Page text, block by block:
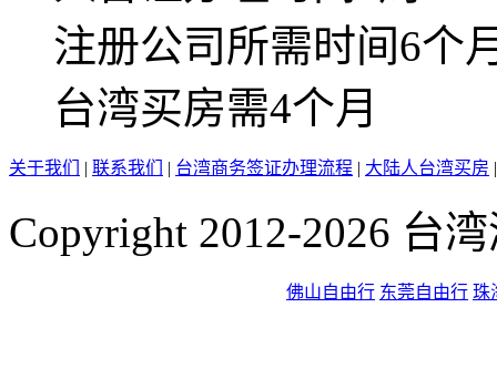
注册公司 所需时间6个
台湾买房需4个月
关于我们 | 联系我们 | 台湾商务签证办理流程 | 大陆人台湾买房
Copyright 2012-2026 台
佛山自由行 东莞自由行 珠